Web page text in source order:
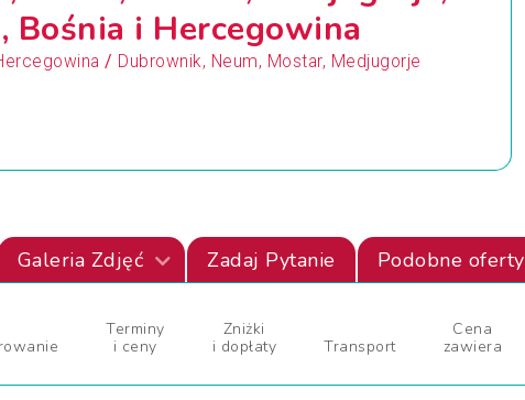
Bośnia i Hercegowina
/ Dubrownik, Neum, Mostar, Medjugorje
Galeria Zdjęć Zadaj Pytanie Podobne oferty
Terminy
i ceny
Zniżki
i dopłaty
Transport
Cena
zawiera